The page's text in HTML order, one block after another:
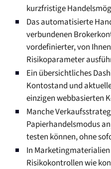
kurzfristige
Das automatisierte
verbundenen
vordefinierter, von
Risikoparameter
Ein übersichtliches
Kontostand und
einzigen webbasierten
Manche
Papierhandelsmodus
testen können, ohne
In
Risikokontrollen wie